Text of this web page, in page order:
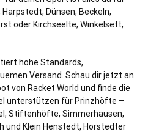
Harpstedt, Dünsen, Beckeln,
oder Kirchseelte, Winkelsett,
hohe Standards,
Versand. Schau dir jetzt an
von Racket World und finde die
unterstützen für Prinzhöfte –
Stiftenhöfte, Simmerhausen,
und Klein Henstedt, Horstedter